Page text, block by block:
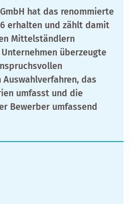
hat das renommierte
erhalten und zählt damit
Mittelständlern
überzeugte
das
umfasst und die
Bewerber umfassend